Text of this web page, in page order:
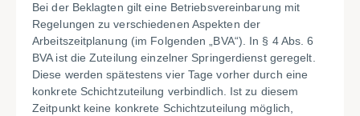
Bei der Beklagten gilt eine Betriebsvereinbarung mit
Regelungen zu verschiedenen Aspekten der
Arbeitszeitplanung (im Folgenden „BVA“). In § 4 Abs. 6
BVA ist die Zuteilung einzelner Springerdienst geregelt.
Diese werden spätestens vier Tage vorher durch eine
konkrete Schichtzuteilung verbindlich. Ist zu diesem
Zeitpunkt keine konkrete Schichtzuteilung möglich,